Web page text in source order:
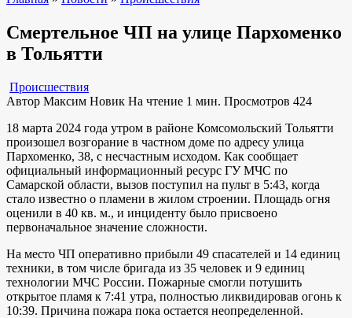
Смертельное ЧП на улице Пархоменко
в Тольятти
Происшествия
Автор Максим Новик На чтение 1 мин. Просмотров 424
18 марта 2024 года утром в районе Комсомольский Тольятти
произошел возгорание в частном доме по адресу улица
Пархоменко, 38, с несчастным исходом. Как сообщает
официальный информационный ресурс ГУ МЧС по
Самарской области, вызов поступил на пульт в 5:43, когда
стало известно о пламени в жилом строении. Площадь огня
оценили в 40 кв. м., и инциденту было присвоено
первоначальное значение сложности.
На место ЧП оперативно прибыли 49 спасателей и 14 единиц
техники, в том числе бригада из 35 человек и 9 единиц
технологии МЧС России. Пожарные смогли потушить
открытое пламя к 7:41 утра, полностью ликвидировав огонь к
10:39. Причина пожара пока остается неопределенной.